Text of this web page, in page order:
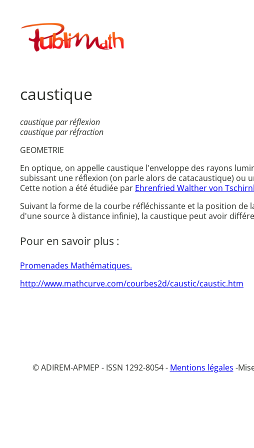
contenuPublimath
caustique
caustique par réflexion
caustique par réfraction
GEOMETRIE
En optique, on appelle caustique l'enveloppe des rayons
subissant une réflexion (on parle alors de catacaustique) ou
Cette notion a été étudiée par Ehrenfried Walther von
Suivant la forme de la courbe réfléchissante et la position de
d'une source à distance infinie), la caustique peut avoir
Pour en savoir plus :
Promenades Mathématiques.
http://www.mathcurve.com/courbes2d/caustic/caustic.htm
© ADIREM-APMEP - ISSN 1292-8054 - Mentions légales -